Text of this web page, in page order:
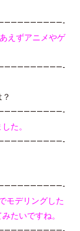
えずアニメやゲ
た。
モデリングした
たいですね。